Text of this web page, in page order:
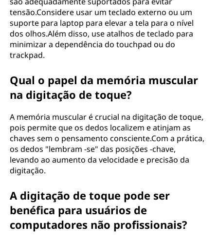
tensão.Considere usar um teclado externo ou um
suporte para laptop para elevar a tela para o nível
dos olhos.Além disso, use atalhos de teclado para
minimizar a dependência do touchpad ou do
trackpad.
Qual o papel da memória muscular
na digitação de toque?
A memória muscular é crucial na digitação de toque,
pois permite que os dedos localizem e atinjam as
chaves sem o pensamento consciente.Com a prática,
os dedos "lembram -se" das posições -chave,
levando ao aumento da velocidade e precisão da
digitação.
A digitação de toque pode ser
benéfica para usuários de
computadores não profissionais?